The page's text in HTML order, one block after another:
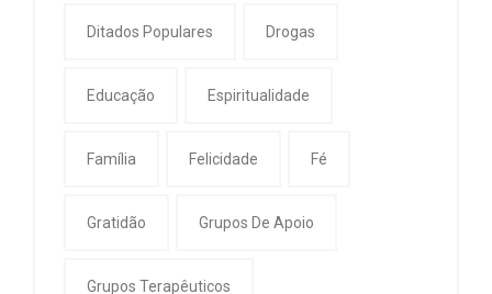
Ditados Populares Drogas
Educação Espiritualidade
Família Felicidade Fé
Gratidão Grupos De Apoio
Grupos Terapêuticos